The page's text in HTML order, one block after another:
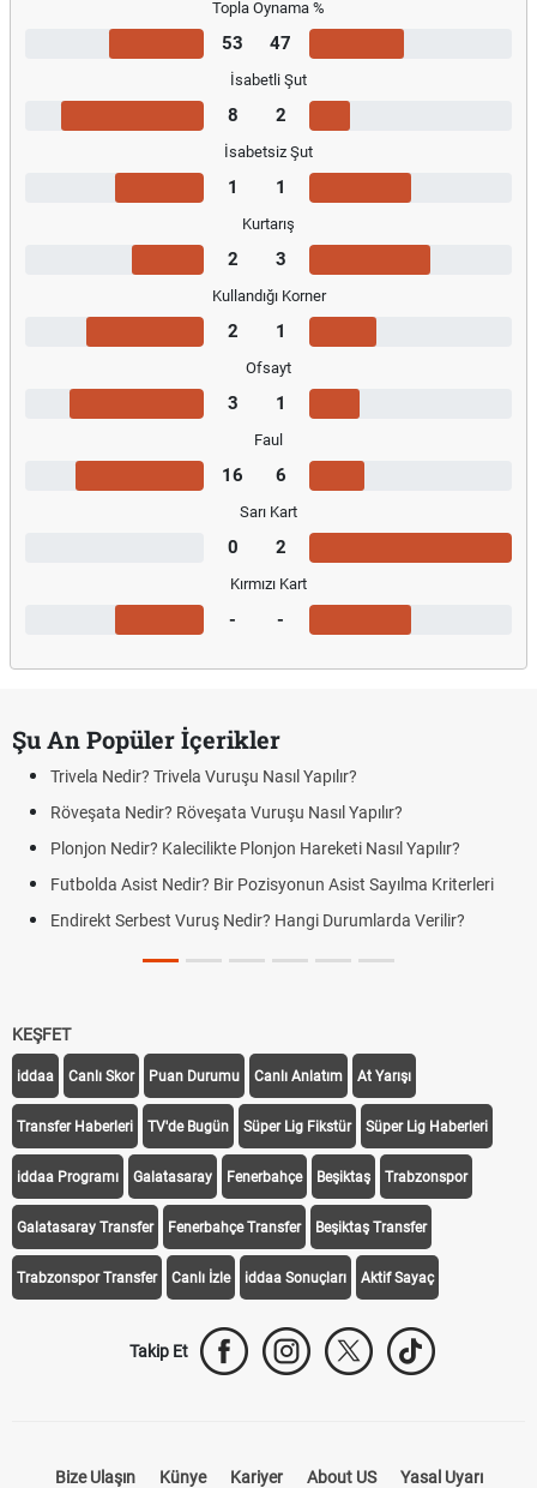
Topla Oynama %
53 47
İsabetli Şut
8 2
İsabetsiz Şut
1 1
Kurtarış
2 3
Kullandığı Korner
2 1
Ofsayt
3 1
Faul
16 6
Sarı Kart
0 2
Kırmızı Kart
- -
Şu An Popüler İçerikler
Trivela Nedir? Trivela Vuruşu Nasıl Yapılır?
Röveşata Nedir? Röveşata Vuruşu Nasıl Yapılır?
Plonjon Nedir? Kalecilikte Plonjon Hareketi Nasıl Yapılır?
Futbolda Asist Nedir? Bir Pozisyonun Asist Sayılma Kriterleri
Endirekt Serbest Vuruş Nedir? Hangi Durumlarda Verilir?
KEŞFET
iddaa Canlı Skor Puan Durumu Canlı Anlatım At Yarışı
Transfer Haberleri TV'de Bugün Süper Lig Fikstür Süper Lig Haberleri
iddaa Programı Galatasaray Fenerbahçe Beşiktaş Trabzonspor
Galatasaray Transfer Fenerbahçe Transfer Beşiktaş Transfer
Trabzonspor Transfer Canlı İzle iddaa Sonuçları Aktif Sayaç
Takip Et
Bize Ulaşın Künye Kariyer About US Yasal Uyarı